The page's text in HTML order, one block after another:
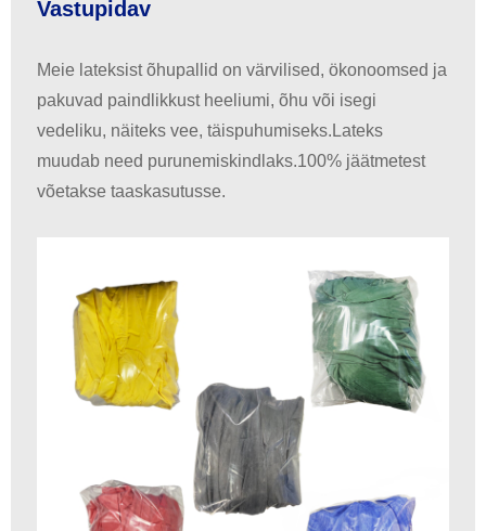
Vastupidav
Meie lateksist õhupallid on värvilised, ökonoomsed ja
pakuvad paindlikkust heeliumi, õhu või isegi
vedeliku, näiteks vee, täispuhumiseks.Lateks
muudab need purunemiskindlaks.100% jäätmetest
võetakse taaskasutusse.